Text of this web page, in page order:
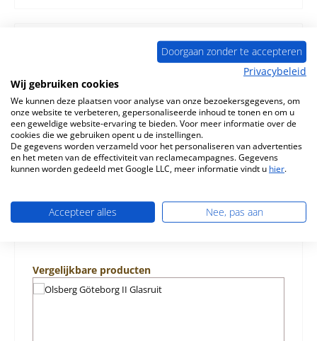
Origineel Deurveer boven voor de Houtkachel Olsberg
Göteborg II In dit model zijn in totaal 2
verwarmingsdeurveren geïnsta…Meer
Eigenschappen
Informatie over productveiligheid
Productgalerij overslaan
Vergelijkbare producten
Doorgaan zonder te accepteren
Privacybeleid
Wij gebruiken cookies
We kunnen deze plaatsen voor analyse van onze bezoekersgegevens, om
onze website te verbeteren, gepersonaliseerde inhoud te tonen en om u
een geweldige website-ervaring te bieden. Voor meer informatie over de
cookies die we gebruiken opent u de instellingen.
De gegevens worden verzameld voor het personaliseren van advertenties
en het meten van de effectiviteit van reclamecampagnes. Gegevens
kunnen worden gedeeld met Google LLC, meer informatie vindt u hier.
Accepteer alles Nee, pas aan